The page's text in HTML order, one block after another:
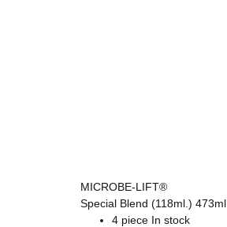
MICROBE-LIFT®
Special Blend (118ml.) 473ml
4 piece In stock